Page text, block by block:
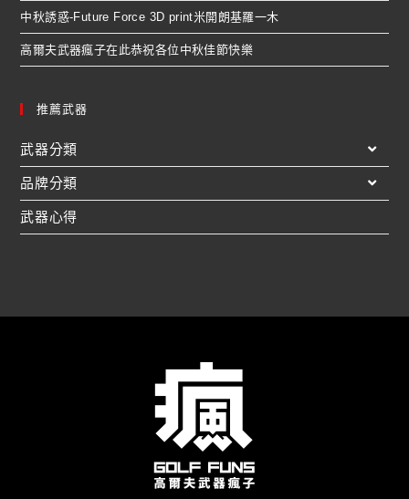
中秋誘惑-Future Force 3D print米開朗基羅一木
高爾夫武器瘋子在此恭祝各位中秋佳節快樂
推薦武器
武器分類
品牌分類
武器心得